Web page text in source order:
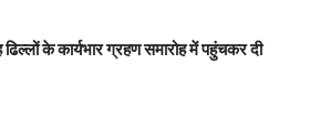
के कार्यभार ग्रहण समारोह में पहुंचकर दी